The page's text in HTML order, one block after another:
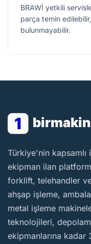
BRAWİ yetkili
parça temin
bulunmayabilir.
1
BirMakine
Türkiye'nin
ekipman ilan
forklift, telehandler
ahşap işleme,
metal işleme
teknolojileri,
ekipmanlarına kadar